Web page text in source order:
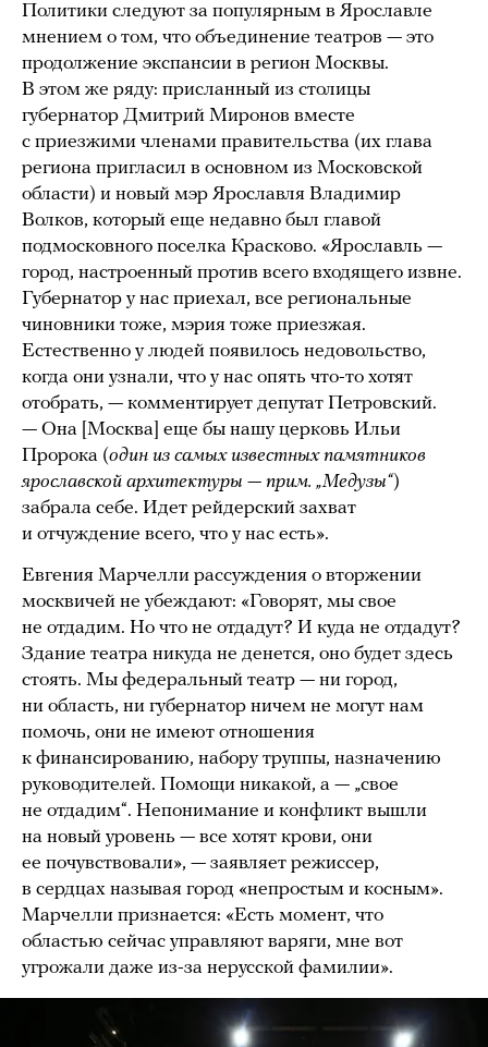
Политики следуют за популярным в Ярославле
мнением о том, что объединение театров — это
продолжение экспансии в регион Москвы.
В этом же ряду: присланный из столицы
губернатор Дмитрий Миронов вместе
с приезжими членами правительства (их глава
региона пригласил в основном из Московской
области) и новый мэр Ярославля Владимир
Волков, который еще недавно был главой
подмосковного поселка Красково. «Ярославль —
город, настроенный против всего входящего извне.
Губернатор у нас приехал, все региональные
чиновники тоже, мэрия тоже приезжая.
Естественно у людей появилось недовольство,
когда они узнали, что у нас опять что-то хотят
отобрать, — комментирует депутат Петровский.
— Она [Москва] еще бы нашу церковь Ильи
Пророка (один из самых известных памятников
ярославской архитектуры — прим. „Медузы“)
забрала себе. Идет рейдерский захват
и отчуждение всего, что у нас есть».
Евгения Марчелли рассуждения о вторжении
москвичей не убеждают: «Говорят, мы свое
не отдадим. Но что не отдадут? И куда не отдадут?
Здание театра никуда не денется, оно будет здесь
стоять. Мы федеральный театр — ни город,
ни область, ни губернатор ничем не могут нам
помочь, они не имеют отношения
к финансированию, набору труппы, назначению
руководителей. Помощи никакой, а — „свое
не отдадим“. Непонимание и конфликт вышли
на новый уровень — все хотят крови, они
ее почувствовали», — заявляет режиссер,
в сердцах называя город «непростым и косным».
Марчелли признается: «Есть момент, что
областью сейчас управляют варяги, мне вот
угрожали даже из-за нерусской фамилии».